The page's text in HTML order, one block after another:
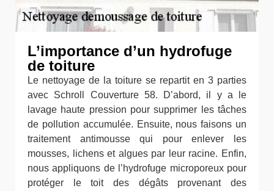
L’importance d’un hydrofuge
de toiture
Le nettoyage de la toiture se repartit en 3 parties
avec Schroll Couverture 58. D’abord, il y a le
lavage haute pression pour supprimer les tâches
de pollution accumulée. Ensuite, nous faisons un
traitement antimousse qui pour enlever les
mousses, lichens et algues par leur racine. Enfin,
nous appliquons de l’hydrofuge microporeux pour
protéger le toit des dégâts provenant des